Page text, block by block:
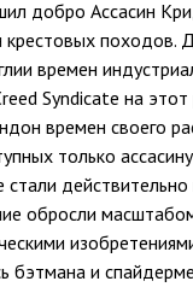
добро Ассасин
крестовых походов.
времен
Syndicate на
времен своего
только
стали
обросли
бэтмана и